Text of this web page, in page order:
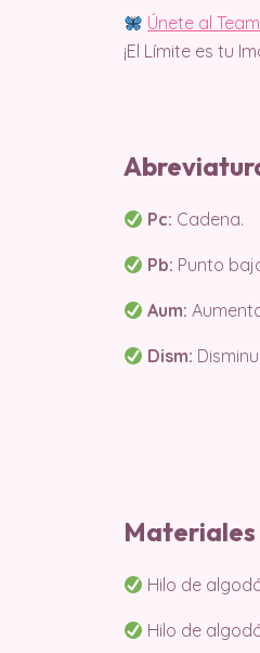
Únete al
¡El Límite es tu
Pc: Cadena.
Pb: Punto
Aum:
Dism:
Materiales
Hilo de
Hilo de